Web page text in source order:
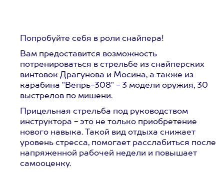
Попробуйте себя в роли снайпера!
Вам предоставится возможность
потренироваться в стрельбе из снайперских
винтовок Драгунова и Мосина, а также из
карабина "Вепрь-308" - 3 модели оружия, 30
выстрелов по мишени.
Прицельная стрельба под руководством
инструктора - это не только приобретение
нового навыка. Такой вид отдыха снижает
уровень стресса, помогает расслабиться после
напряженной рабочей недели и повышает
самооценку.